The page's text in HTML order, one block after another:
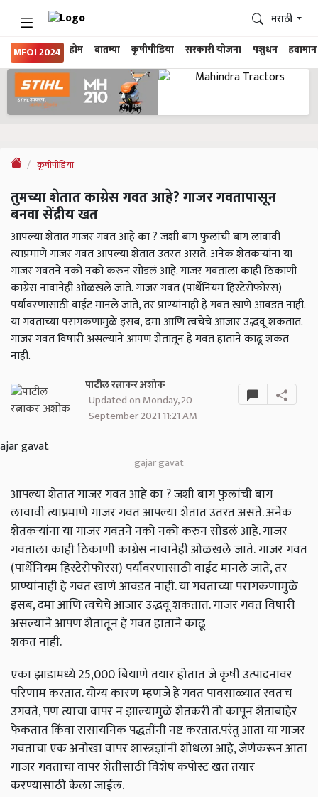
MFOI 2024 होम बातम्या कृषीपीडिया सरकारी योजना पशुधन हवामान
मराठी
कृषीपीडिया
तुमच्या शेतात काग्रेस गवत आहे? गाजर गवतापासून
बनवा सेंद्रीय खत
आपल्या शेतात गाजर गवत आहे का ? जशी बाग फुलांची बाग लावावी
त्याप्रमाणे गाजर गवत आपल्या शेतात उतरत असते. अनेक शेतकऱ्यांना या
गाजर गवतने नको नको करुन सोडलं आहे. गाजर गवताला काही ठिकाणी
काग्रेस नावानेही ओळखले जाते. गाजर गवत (पार्थेनियम हिस्टेरोफोरस)
पर्यावरणासाठी वाईट मानले जाते, तर प्राण्यांनाही हे गवत खाणे आवडत नाही.
या गवताच्या परागकणामुळे इसब, दमा आणि त्वचेचे आजार उद्भवू शकतात.
गाजर गवत विषारी असल्याने आपण शेतातून हे गवत हाताने काढू शकत
नाही.
पाटील रत्नाकर अशोक
Updated on Monday, 20
September 2021 11:21 AM
gajar gavat
आपल्या शेतात गाजर गवत आहे का ? जशी बाग फुलांची बाग
लावावी त्याप्रमाणे गाजर गवत आपल्या शेतात उतरत असते. अनेक
शेतकऱ्यांना या गाजर गवतने नको नको करुन सोडलं आहे. गाजर
गवताला काही ठिकाणी काग्रेस नावानेही ओळखले जाते. गाजर गवत
(पार्थेनियम हिस्टेरोफोरस) पर्यावरणासाठी वाईट मानले जाते, तर
प्राण्यांनाही हे गवत खाणे आवडत नाही. या गवताच्या परागकणामुळे
इसब, दमा आणि त्वचेचे आजार उद्भवू शकतात. गाजर गवत विषारी
असल्याने आपण शेतातून हे गवत हाताने काढू
शकत नाही.
एका झाडामध्ये 25,000 बियाणे तयार होतात जे कृषी उत्पादनावर
परिणाम करतात. योग्य कारण म्हणजे हे गवत पावसाळ्यात स्वतःच
उगवते, पण त्याचा वापर न झाल्यामुळे शेतकरी तो कापून शेताबाहेर
फेकतात किंवा रासायनिक पद्धतींनी नष्ट करतात.परंतु आता या गाजर
गवताचा एक अनोखा वापर शास्त्रज्ञांनी शोधला आहे, जेणेकरून आता
गाजर गवताचा वापर शेतीसाठी विशेष कंपोस्ट खत तयार
करण्यासाठी केला जाईल.